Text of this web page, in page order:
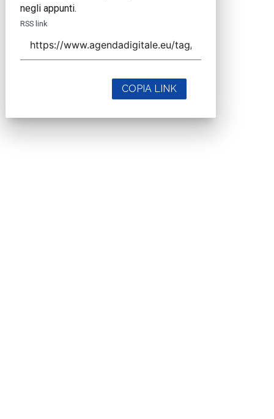
negli appunti.
RSS link
COPIA LINK